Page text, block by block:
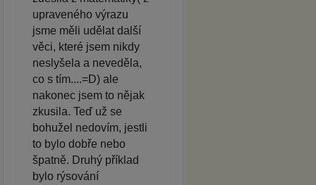
upraveného výrazu
jsme měli udělat další
věci, které jsem nikdy
neslyšela a neveděla,
co s tím....=D) ale
nakonec jsem to nějak
zkusila. Teď už se
bohužel nedovím, jestli
to bylo dobře nebo
špatně. Druhý příklad
bylo rýsování